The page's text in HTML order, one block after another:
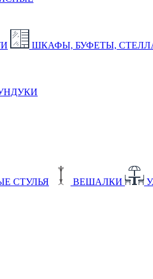
ШКАФЫ, БУФЕТЫ,
СТУЛЬЯ ВЕШАЛКИ